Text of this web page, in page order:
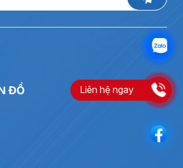
ĐỒ Liên hệ ngay